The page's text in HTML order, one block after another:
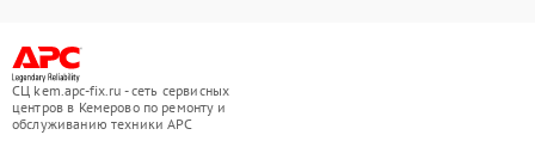
СЦ kem.apc-fix.ru - сеть сервисных
центров в Кемерово по ремонту и
обслуживанию техники APC